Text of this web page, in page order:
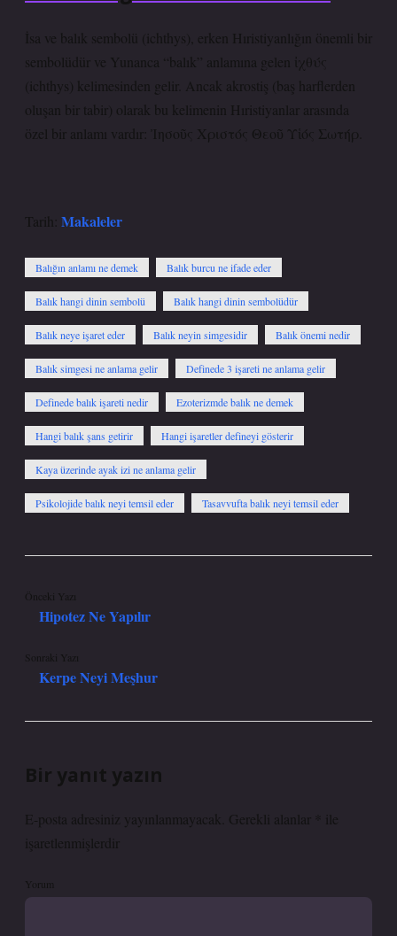
İsa ve balık sembolü (ichthys), erken Hıristiyanlığın önemli bir
sembolüdür ve Yunanca “balık” anlamına gelen ἰχθύς
(ichthys) kelimesinden gelir. Ancak akrostiş (baş harflerden
oluşan bir tabir) olarak bu kelimenin Hıristiyanlar arasında
özel bir anlamı vardır: Ἰησοῦς Χριστός Θεοῦ Υἱός Σωτήρ.
Tarih: Makaleler
Balığın anlamı ne demek Balık burcu ne ifade eder
Balık hangi dinin sembolü Balık hangi dinin sembolüdür
Balık neye işaret eder Balık neyin simgesidir Balık önemi nedir
Balık simgesi ne anlama gelir Definede 3 işareti ne anlama gelir
Definede balık işareti nedir Ezoterizmde balık ne demek
Hangi balık şans getirir Hangi işaretler defineyi gösterir
Kaya üzerinde ayak izi ne anlama gelir
Psikolojide balık neyi temsil eder Tasavvufta balık neyi temsil eder
Önceki Yazı
Hipotez Ne Yapılır
Sonraki Yazı
Kerpe Neyi Meşhur
Bir yanıt yazın
E-posta adresiniz yayınlanmayacak. Gerekli alanlar
ile
işaretlenmişlerdir
Yorum